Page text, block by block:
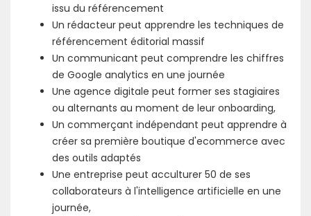
issu du référencement
Un rédacteur peut apprendre les techniques de
référencement éditorial massif
Un communicant peut comprendre les chiffres
de Google analytics en une journée
Une agence digitale peut former ses stagiaires
ou alternants au moment de leur onboarding,
Un commerçant indépendant peut apprendre à
créer sa première boutique d'ecommerce avec
des outils adaptés
Une entreprise peut acculturer 50 de ses
collaborateurs à l'intelligence artificielle en une
journée,